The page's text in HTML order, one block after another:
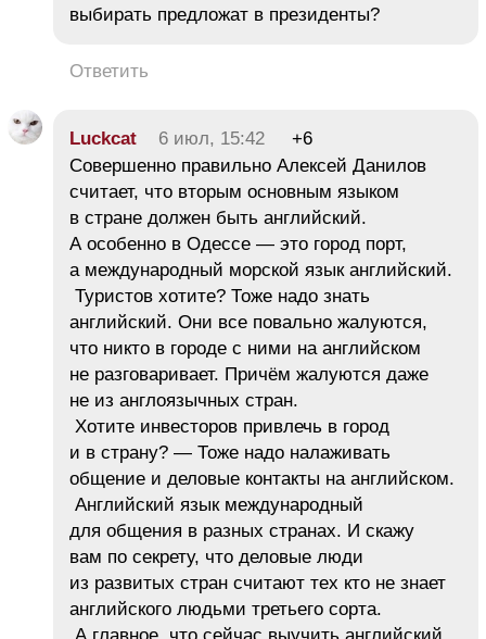
выбирать предложат в президенты?
Ответить
Luckcat 6 июл, 15:42
+6
Совершенно правильно Алексей Данилов
считает, что вторым основным языком
в стране должен быть английский.
А особенно в Одессе — это город порт,
а международный морской язык английский.
Туристов хотите? Тоже надо знать
английский. Они все повально жалуются,
что никто в городе с ними на английском
не разговаривает. Причём жалуются даже
не из англоязычных стран.
Хотите инвесторов привлечь в город
и в страну? — Тоже надо налаживать
общение и деловые контакты на английском.
Английский язык международный
для общения в разных странах. И скажу
вам по секрету, что деловые люди
из развитых стран считают тех кто не знает
английского людьми третьего сорта.